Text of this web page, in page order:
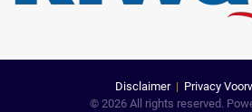
Disclaimer| Privacy
© 2026 All rights reserved.